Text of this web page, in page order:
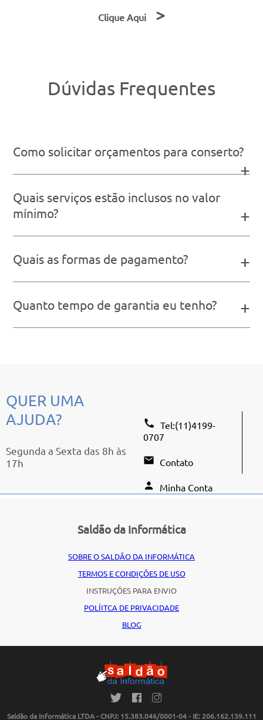
Clique Aqui >
Dúvidas Frequentes
Como solicitar orçamentos para conserto?
+
Quais serviços estão inclusos no valor
mínimo?
+
Quais as formas de pagamento? +
Quanto tempo de garantia eu tenho? +
QUER UMA
AJUDA?
Segunda a Sexta das 8h às
17h
Tel:(11)4199-
0707
Contato
Minha Conta
Saldão da Informática
SOBRE O SALDÃO DA INFORMÁTICA
TERMOS E CONDIÇÕES DE USO
INSTRUÇÕES PARA ENVIO
POLÍITCA DE PRIVACIDADE
BLOG
Saldão da Informática LTDA - CNPJ: 15.383.046/0001-04 - IE: 206.162.139.111